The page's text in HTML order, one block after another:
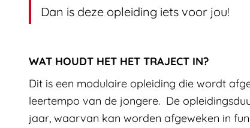
Dan is deze opleiding iets voor jou!
INFORMATIE OVER DE
WAT HOUDT HET HET TRAJECT IN?
Dit is een modulaire opleiding die wordt
leertempo van de jongere. De
jaar, waarvan kan worden afgeweken in